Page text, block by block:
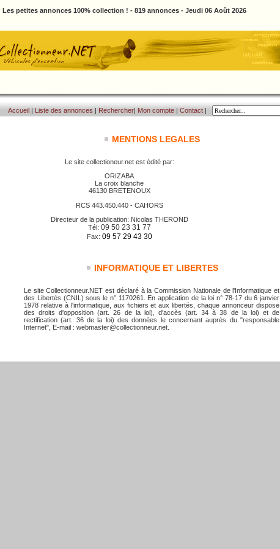
Les petites annonces 100% collection ! - 819 annonces - Jeudi 06 Août 2026
Accueil | Liste des annonces | Rechercher| Mon compte | Contact |
MENTIONS LEGALES
Le site collectioneur.net est édité par:
ORIZABA
La croix blanche
46130 BRETENOUX
RCS 443.450.440 - CAHORS
Directeur de la publication: Nicolas THEROND
Tél: 09 50 23 31 77
Fax: 09 57 29 43 30
INFORMATIQUE ET LIBERTES
Le site Collectionneur.NET est déclaré à la Commission Nationale de l'Informatique et
des Libertés (CNIL) sous le n° 1170261. En application de la loi n° 78-17 du 6 janvier
1978 relative à l'informatique, aux fichiers et aux libertés, chaque annonceur dispose
des droits d'opposition (art. 26 de la loi), d'accès (art. 34 à 38 de la loi) et de
rectification (art. 36 de la loi) des données le concernant auprès du "responsable
Internet", E-mail : webmaster@collectionneur.net.